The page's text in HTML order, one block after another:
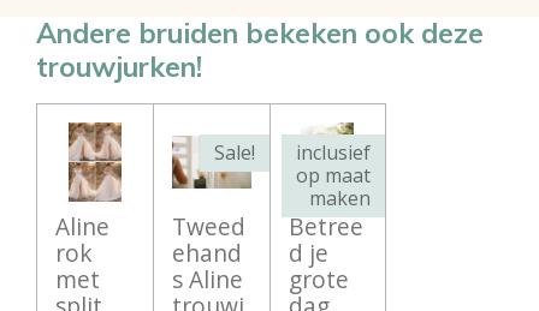
Andere bruiden bekeken ook deze
trouwjurken!
Aline
rok
met
Sale!
Tweed
ehand
s Aline
inclusief
op maat
maken
Betree
d je
grote